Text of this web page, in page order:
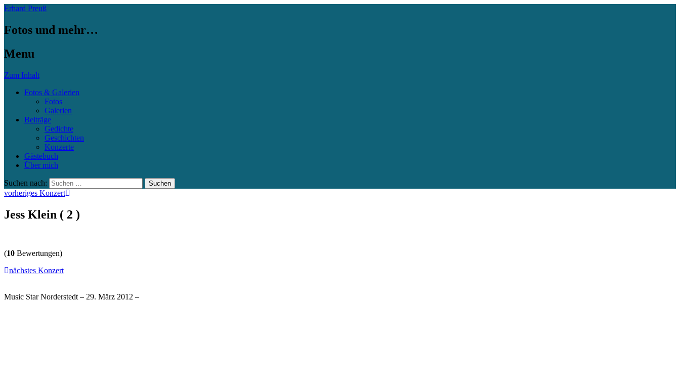
Erhard Preuß
Fotos und mehr…
Menu
Zum Inhalt
Fotos & Galerien
Fotos
Galerien
Beiträge
Gedichte
Geschichten
Konzerte
Gästebuch
Über mich
Suchen nach:
vorheriges Konzert
Jess Klein ( 2 )
(10 Bewertungen)
nächstes Konzert
Music Star Norderstedt – 29. März 2012 –